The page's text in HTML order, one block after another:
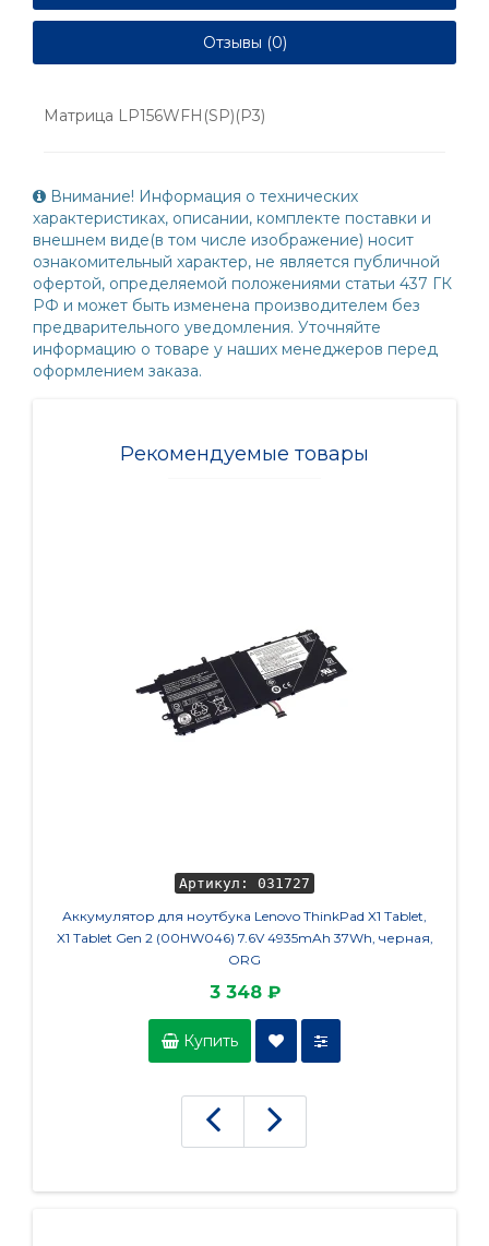
Отзывы (0)
Матрица LP156WFH(SP)(P3)
Внимание! Информация о технических
характеристиках, описании, комплекте поставки и
внешнем виде(в том числе изображение) носит
ознакомительный характер, не является публичной
офертой, определяемой положениями статьи 437 ГК
РФ и может быть изменена производителем без
предварительного уведомления. Уточняйте
информацию о товаре у наших менеджеров перед
оформлением заказа.
Рекомендуемые товары
Артикул: 031727
Аккумулятор для ноутбука Lenovo ThinkPad X1 Tablet,
X1 Tablet Gen 2 (00HW046) 7.6V 4935mAh 37Wh, черная,
ORG
3 348 ₽
Купить